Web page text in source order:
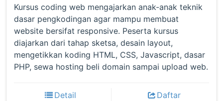
Kursus coding web mengajarkan anak-anak teknik
dasar pengkodingan agar mampu membuat
website bersifat responsive. Peserta kursus
diajarkan dari tahap sketsa, desain layout,
mengetikkan koding HTML, CSS, Javascript, dasar
PHP, sewa hosting beli domain sampai upload web.
Detail Daftar